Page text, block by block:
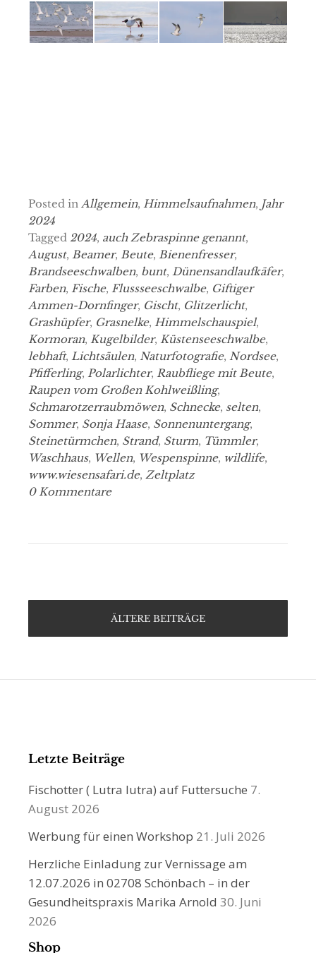
Posted in Allgemein, Himmelsaufnahmen, Jahr
2024
Tagged 2024, auch Zebraspinne genannt,
August, Beamer, Beute, Bienenfresser,
Brandseeschwalben, bunt, Dünensandlaufkäfer,
Farben, Fische, Flussseeschwalbe, Giftiger
Ammen-Dornfinger, Gischt, Glitzerlicht,
Grashüpfer, Grasnelke, Himmelschauspiel,
Kormoran, Kugelbilder, Küstenseeschwalbe,
lebhaft, Lichtsäulen, Naturfotografie, Nordsee,
Pfifferling, Polarlichter, Raubfliege mit Beute,
Raupen vom Großen Kohlweißling,
Schmarotzerraubmöwen, Schnecke, selten,
Sommer, Sonja Haase, Sonnenuntergang,
Steinetürmchen, Strand, Sturm, Tümmler,
Waschhaus, Wellen, Wespenspinne, wildlife,
www.wiesensafari.de, Zeltplatz
0 Kommentare
ÄLTERE BEITRÄGE
Letzte Beiträge
Fischotter ( Lutra lutra) auf Futtersuche 7.
August 2026
Werbung für einen Workshop 21. Juli 2026
Herzliche Einladung zur Vernissage am
12.07.2026 in 02708 Schönbach – in der
Gesundheitspraxis Marika Arnold 30. Juni
2026
Shop